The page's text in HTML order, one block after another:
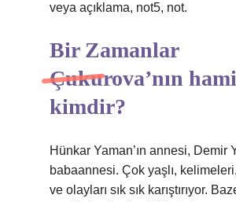
veya açıklama, not5, not.
Bir Zamanlar
Çukurova’nın
kimdir?
Hünkar Yaman’ın annesi, Demir
babaannesi. Çok yaşlı,
ve olayları sık sık karıştırıyor.